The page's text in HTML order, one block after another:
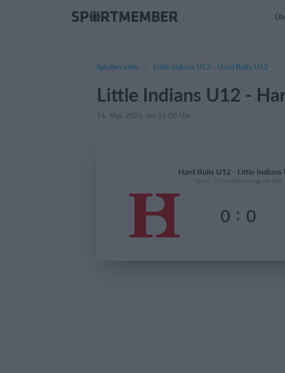
Spielberichte Little Indians U12 - Hard Bulls U12
Little Indians U12 -
14. Mai. 2026, um 16.00 Uhr
Hard Bulls U12 - Little Indians
16:00 - 17:40 Donnerstag 14. Mai
0 : 0